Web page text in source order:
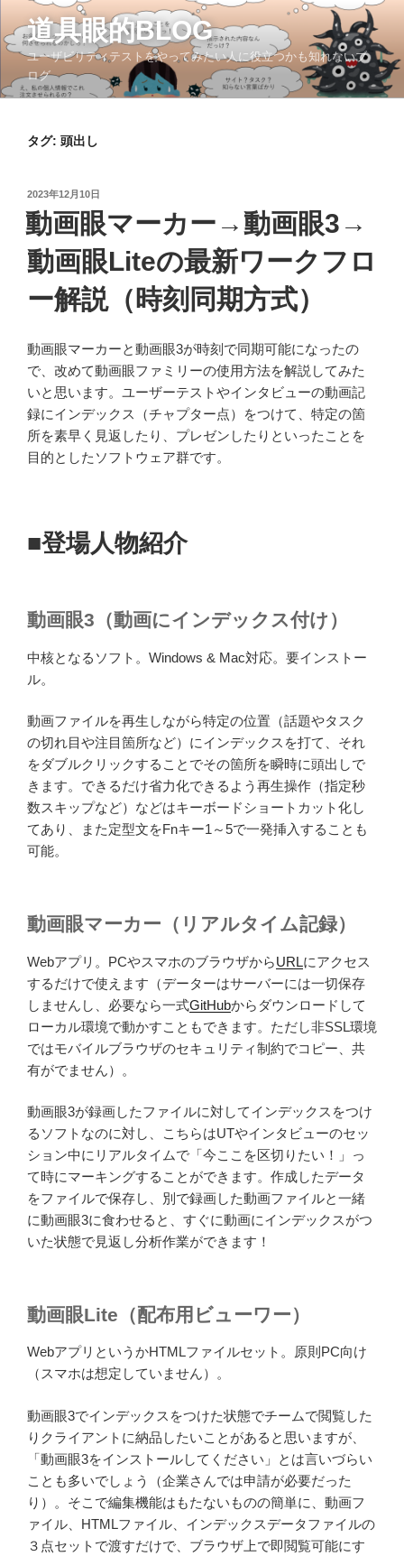
ン
テ
ツ
道具眼的BLOG
ユーザビリティテストをやってみたい人に役立つかも知れないブ
ログ
タグ: 頭出し
投
稿
日:
2023年12月10日
動画眼マーカー→動画眼3→
動画眼Liteの最新ワークフロ
ー解説（時刻同期方式）
動画眼マーカーと動画眼3が時刻で同期可能になったの
で、改めて動画眼ファミリーの使用方法を解説してみた
いと思います。ユーザーテストやインタビューの動画記
録にインデックス（チャプター点）をつけて、特定の箇
所を素早く見返したり、プレゼンしたりといったことを
目的としたソフトウェア群です。
■登場人物紹介
動画眼3（動画にインデックス付け）
中核となるソフト。Windows & Mac対応。要インストー
ル。
動画ファイルを再生しながら特定の位置（話題やタスク
の切れ目や注目箇所など）にインデックスを打て、それ
をダブルクリックすることでその箇所を瞬時に頭出しで
きます。できるだけ省力化できるよう再生操作（指定秒
数スキップなど）などはキーボードショートカット化し
てあり、また定型文をFnキー1～5で一発挿入することも
可能。
動画眼マーカー（リアルタイム記録）
Webアプリ。PCやスマホのブラウザからURLにアクセス
するだけで使えます（データーはサーバーには一切保存
しませんし、必要なら一式GitHubからダウンロードして
ローカル環境で動かすこともできます。ただし非SSL環境
ではモバイルブラウザのセキュリティ制約でコピー、共
有がでません）。
動画眼3が録画したファイルに対してインデックスをつけ
るソフトなのに対し、こちらはUTやインタビューのセッ
ション中にリアルタイムで「今ここを区切りたい！」っ
て時にマーキングすることができます。作成したデータ
をファイルで保存し、別で録画した動画ファイルと一緒
に動画眼3に食わせると、すぐに動画にインデックスがつ
いた状態で見返し分析作業ができます！
動画眼Lite（配布用ビューワー）
WebアプリというかHTMLファイルセット。原則PC向け
（スマホは想定していません）。
動画眼3でインデックスをつけた状態でチームで閲覧した
りクライアントに納品したいことがあると思いますが、
「動画眼3をインストールしてください」とは言いづらい
ことも多いでしょう（企業さんでは申請が必要だった
り）。そこで編集機能はもたないものの簡単に、動画フ
ァイル、HTMLファイル、インデックスデータファイルの
３点セットで渡すだけで、ブラウザ上で即閲覧可能にす